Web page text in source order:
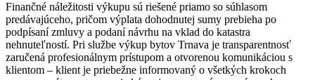
Finančné náležitosti výkupu sú riešené priamo so súhlasom
predávajúceho, pričom výplata dohodnutej sumy prebieha po
podpísaní zmluvy a podaní návrhu na vklad do katastra
nehnuteľností. Pri službe výkup bytov Trnava je transparentnosť
zaručená profesionálnym prístupom a otvorenou komunikáciou s
klientom – klient je priebežne informovaný o všetkých krokoch